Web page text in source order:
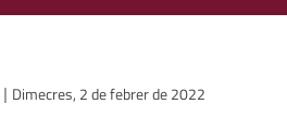
| Dimecres, 2 de febrer de 2022